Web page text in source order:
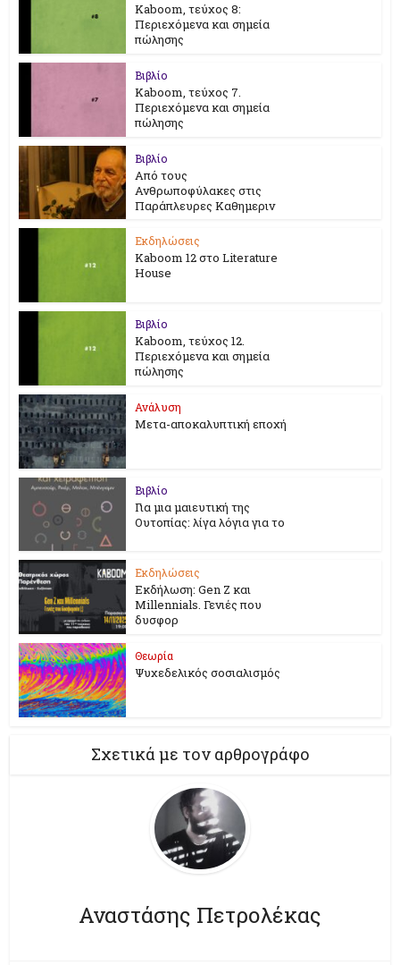
Kaboom, τεύχος 8:
Περιεχόμενα και σημεία
πώλησης
Βιβλίο
Kaboom, τεύχος 7.
Περιεχόμενα και σημεία
πώλησης
Βιβλίο
Από τους
Ανθρωποφύλακες στις
Παράπλευρες Καθημεριν
Εκδηλώσεις
Kaboom 12 στο Literature
House
Βιβλίο
Kaboom, τεύχος 12.
Περιεχόμενα και σημεία
πώλησης
Ανάλυση
Μετα-αποκαλυπτική εποχή
Βιβλίο
Για μια μαιευτική της
Ουτοπίας: λίγα λόγια για το
Εκδηλώσεις
Εκδήλωση: Gen Z και
Millennials. Γενιές που
δυσφορ
Θεωρία
Ψυχεδελικός σοσιαλισμός
Σχετικά με τον αρθρογράφο
Αναστάσης Πετρολέκας